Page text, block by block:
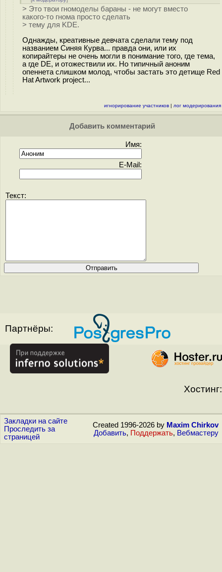
> Это твои гномоделы бараны - не могут вместо
какого-то гнома просто сделать
> тему для KDE.
Однажды, креативные девчата сделали тему под
названием Синяя Курва... правда они, или их
копирайтеры не очень могли в понимание того, где тема,
а где DE, и отожествили их. Но типичный аноним
опеннета слишком молод, чтобы застать это детище Red
Hat Artwork project...
игнорирование участников | лог модерирования
Добавить комментарий
Имя:
E-Mail:
Текст:
Партнёры:
Хостинг:
Закладки на сайте
Проследить за
страницей
Created 1996-2026 by Maxim Chirkov
Добавить, Поддержать, Вебмастеру